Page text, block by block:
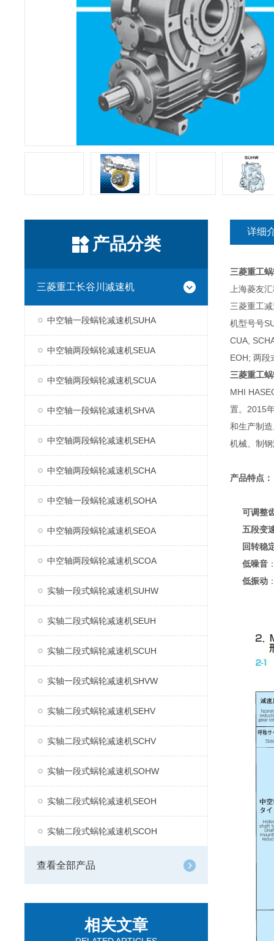
产品分类
三菱重工长谷川减速机
中空轴一段蜗轮减速机SUHA
中空轴两段蜗轮减速机SEUA
中空轴两段蜗轮减速机SCUA
中空轴一段蜗轮减速机SHVA
中空轴两段蜗轮减速机SEHA
中空轴两段蜗轮减速机SCHA
中空轴一段蜗轮减速机SOHA
中空轴两段蜗轮减速机SEOA
中空轴两段蜗轮减速机SCOA
实轴一段式蜗轮减速机SUHW
实轴二段式蜗轮减速机SEUH
实轴二段式蜗轮减速机SCUH
实轴一段式蜗轮减速机SHVW
实轴二段式蜗轮减速机SEHV
实轴二段式蜗轮减速机SCHV
实轴一段式蜗轮减速机SOHW
实轴二段式蜗轮减速机SEOH
实轴二段式蜗轮减速机SCOH
查看全部产品
相关文章
详细
三菱重工
上海菱友
三菱重工
机型号号
CUA,
EOH; 两段
三菱重工
MHI
置。2015
和生产制
机械、制
产品特点：
可调整
五段变
回转稳
低噪音
低振动